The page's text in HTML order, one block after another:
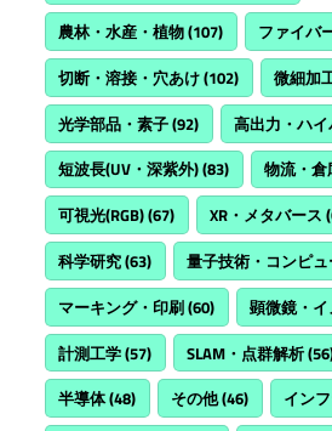
農林・水産・植物(107) ファイバ
切断・溶接・穴あけ(102) 微細加
光学部品・素子(92) 高出力・ハ
短波長(UV・深紫外)(83) 物流・
可視光(RGB)(67) XR・メタバース
科学研究(63) 量子技術・コンピ
マーキング・印刷(60) 顕微鏡・
計測工学(57) SLAM・点群解析
半導体(48) その他(46) イン